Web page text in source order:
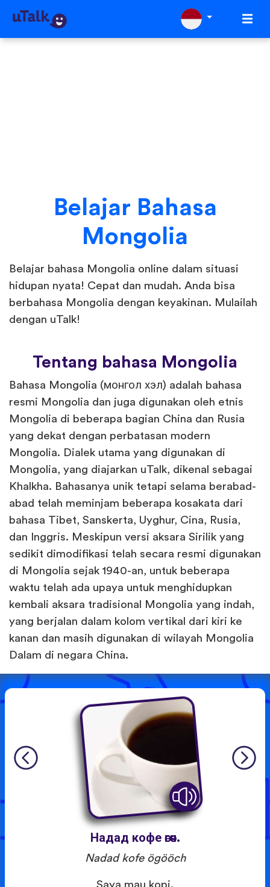
Belajar Bahasa
Mongolia
Belajar bahasa Mongolia online dalam situasi
hidupan nyata! Cepat dan mudah. Anda bisa
berbahasa Mongolia dengan keyakinan. Mulailah
dengan uTalk!
Tentang bahasa Mongolia
Bahasa Mongolia (монгол хэл) adalah bahasa
resmi Mongolia dan juga digunakan oleh etnis
Mongolia di beberapa bagian China dan Rusia
yang dekat dengan perbatasan modern
Mongolia. Dialek utama yang digunakan di
Mongolia, yang diajarkan uTalk, dikenal sebagai
Khalkha. Bahasanya unik tetapi selama berabad-
abad telah meminjam beberapa kosakata dari
bahasa Tibet, Sanskerta, Uyghur, Cina, Rusia,
dan Inggris. Meskipun versi aksara Sirilik yang
sedikit dimodifikasi telah secara resmi digunakan
di Mongolia sejak 1940-an, untuk beberapa
waktu telah ada upaya untuk menghidupkan
kembali aksara tradisional Mongolia yang indah,
yang berjalan dalam kolom vertikal dari kiri ke
kanan dan masih digunakan di wilayah Mongolia
Dalam di negara China.
Надад кофе өгөөч.
Nadad kofe ögööch